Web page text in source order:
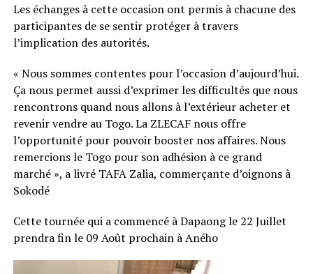
Les échanges à cette occasion ont permis à chacune des
participantes de se sentir protéger à travers
l’implication des autorités.
« Nous sommes contentes pour l’occasion d’aujourd’hui.
Ça nous permet aussi d’exprimer les difficultés que nous
rencontrons quand nous allons à l’extérieur acheter et
revenir vendre au Togo. La ZLECAF nous offre
l’opportunité pour pouvoir booster nos affaires. Nous
remercions le Togo pour son adhésion à ce grand
marché », a livré TAFA Zalia, commerçante d’oignons à
Sokodé
Cette tournée qui a commencé à Dapaong le 22 Juillet
prendra fin le 09 Août prochain à Aného